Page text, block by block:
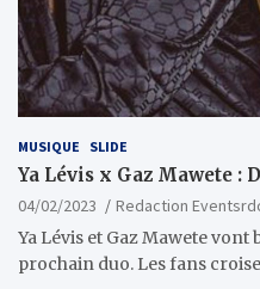
MUSIQUE SLIDE
Ya Lévis x Gaz Mawete :
04/02/2023
Redaction
Ya Lévis et Gaz Mawete
prochain duo. Les fans